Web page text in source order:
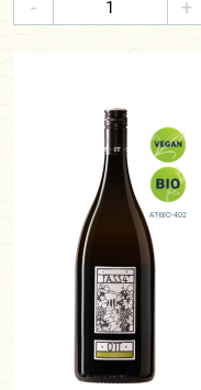
- +
AT-BIO-402